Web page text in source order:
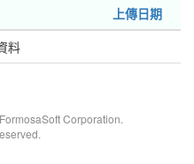
上傳日期
料
Corporation.